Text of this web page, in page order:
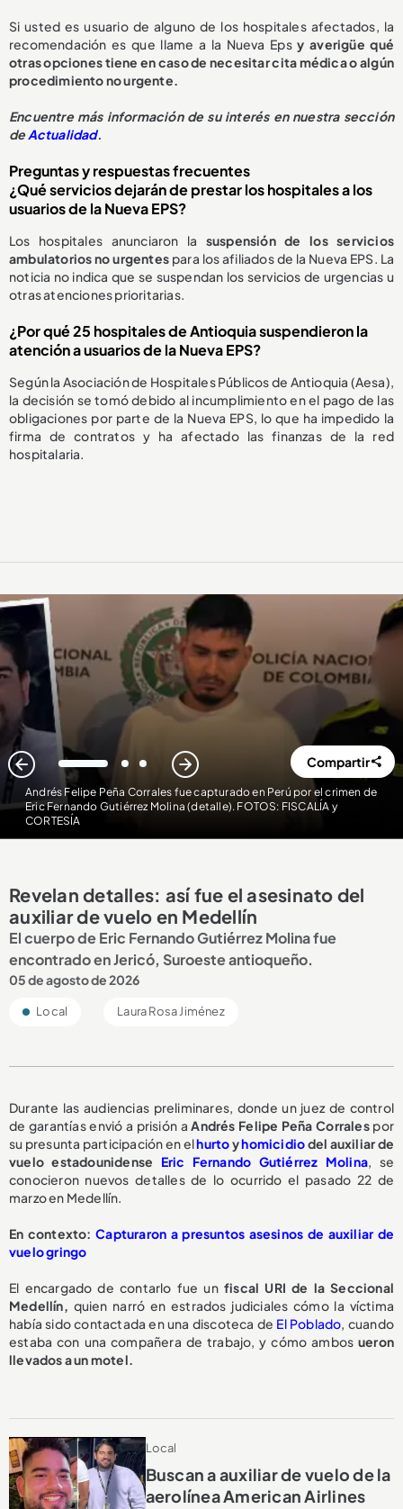
Si usted es usuario de alguno de los hospitales afectados, la
recomendación es que llame a la Nueva Epsy averigüe qué
otras opciones tiene en caso de necesitar cita médica o algún
procedimiento no urgente.
Encuentre más información de su interés en nuestra sección
deActualidad.
Preguntas y respuestas frecuentes
¿Qué servicios dejarán de prestar los hospitales a los
usuarios de la Nueva EPS?
Los hospitales anunciaron la suspensión de los servicios
ambulatorios no urgentes para los afiliados de la Nueva EPS. La
noticia no indica que se suspendan los servicios de urgencias u
otras atenciones prioritarias.
¿Por qué 25 hospitales de Antioquia suspendieron la
atención a usuarios de la Nueva EPS?
Según la Asociación de Hospitales Públicos de Antioquia (Aesa),
la decisión se tomó debido al incumplimiento en el pago de las
obligaciones por parte de la Nueva EPS, lo que ha impedido la
firma de contratos y ha afectado las finanzas de la red
hospitalaria.
Andrés Felipe Peña Corrales fue capturado en Perú por el crimen de
Eric Fernando Gutiérrez Molina (detalle). FOTOS: FISCALÍA y
CORTESÍA
1 2 3 Compartir
Revelan detalles: así fue el asesinato del
auxiliar de vuelo en Medellín
El cuerpo de Eric Fernando Gutiérrez Molina fue
encontrado en Jericó, Suroeste antioqueño.
05 de agosto de 2026
Local Laura Rosa Jiménez
Durante las audiencias preliminares, donde un juez de control
de garantías envió a prisión aAndrés Felipe Peña Corralespor
su presunta participación en elhurtoyhomicidiodel auxiliar de
vuelo estadounidense Eric Fernando Gutiérrez Molina, se
conocieron nuevos detalles de lo ocurrido el pasado 22 de
marzo en Medellín.
En contexto: Capturaron a presuntos asesinos de auxiliar de
vuelo gringo
El encargado de contarlo fue unfiscal URI de la Seccional
Medellín, quien narró en estrados judiciales cómo la víctima
había sido contactada en una discoteca de El Poblado, cuando
estaba con una compañera de trabajo, y cómo ambos ueron
llevados a un motel.
Local
Buscan a auxiliar de vuelo de la
aerolínea American Airlines